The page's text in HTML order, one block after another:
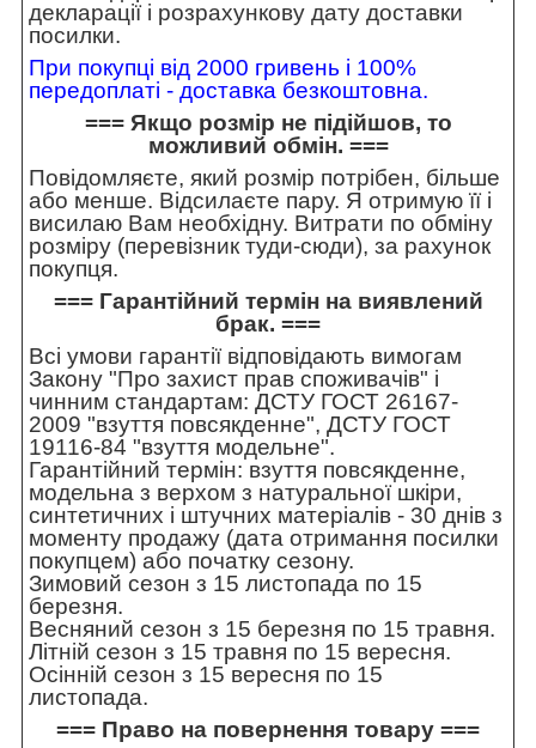
декларації і розрахункову дату доставки
посилки.
При покупці від 2000 гривень і 100%
передоплаті - доставка безкоштовна.
=== Якщо розмір не підійшов, то
можливий обмін. ===
Повідомляєте, який розмір потрібен, більше
або менше. Відсилаєте пару. Я отримую її і
висилаю Вам необхідну. Витрати по обміну
розміру (перевізник туди-сюди), за рахунок
покупця.
=== Гарантійний термін на виявлений
брак. ===
Всі умови гарантії відповідають вимогам
Закону "Про захист прав споживачів" і
чинним стандартам: ДСТУ ГОСТ 26167-
2009 "взуття повсякденне", ДСТУ ГОСТ
19116-84 "взуття модельне".
Гарантійний термін: взуття повсякденне,
модельна з верхом з натуральної шкіри,
синтетичних і штучних матеріалів - 30 днів з
моменту продажу (дата отримання посилки
покупцем) або початку сезону.
Зимовий сезон з 15 листопада по 15
березня.
Весняний сезон з 15 березня по 15 травня.
Літній сезон з 15 травня по 15 вересня.
Осінній сезон з 15 вересня по 15
листопада.
=== Право на повернення товару ===